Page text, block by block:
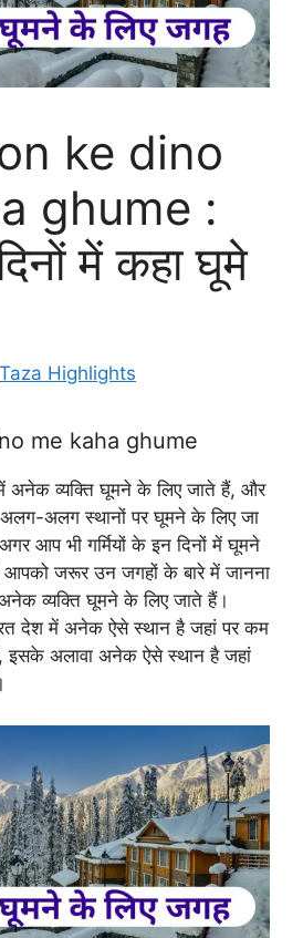
ke dino
ghume :
में कहा घूमे
Taza Highlights
me kaha ghume
में अनेक व्यक्ति घूमने के लिए जाते हैं, और
अलग-अलग स्थानों पर घूमने के लिए जा
आप भी गर्मियों के इन दिनों में घूमने
आपको जरूर उन जगहों के बारे में जानना
अनेक व्यक्ति घूमने के लिए जाते हैं।
देश में अनेक ऐसे स्थान है जहां पर कम
इसके अलावा अनेक ऐसे स्थान है जहां